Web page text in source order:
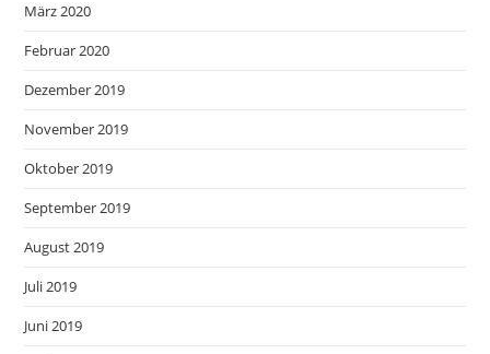
März 2020
Februar 2020
Dezember 2019
November 2019
Oktober 2019
September 2019
August 2019
Juli 2019
Juni 2019